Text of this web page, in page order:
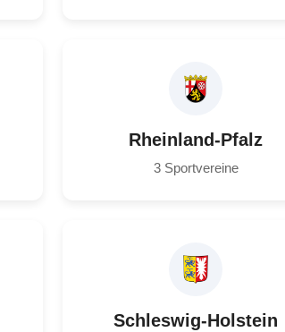
Rheinland-Pfalz
3 Sportvereine
Schleswig-Holstein